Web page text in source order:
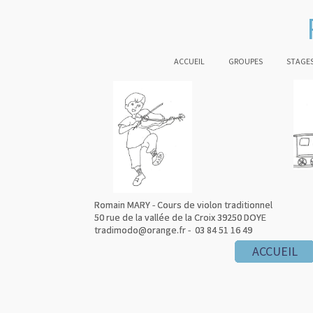
ACCUEIL GROUPES
Romain MARY - Cours de violon traditionnel
50 rue de la vallée de la Croix 39250 DOYE
tradimodo@orange.fr - 03 84 51 16 49
Romain MARY - Cours de violon traditionnel
50 rue de la vallée de la Croix 39250 DOYE
tradimodo@orange.fr - 03 84 51 16 49
ACCUEIL
ACCUEIL
ACCUEIL
ACCUEIL
ACCUEIL
ACCUEIL